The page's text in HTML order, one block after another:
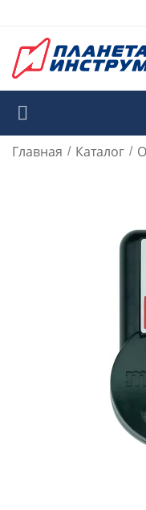
Главная / Каталог /